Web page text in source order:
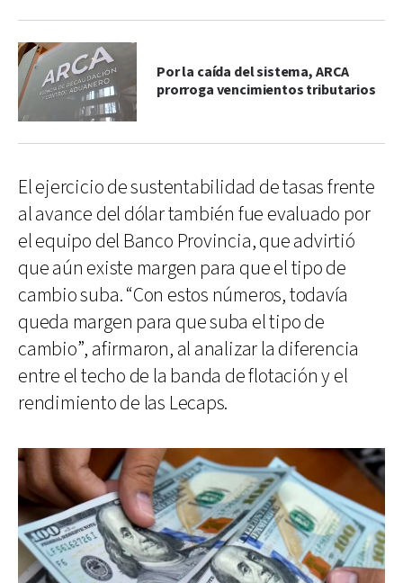
Por la caída del sistema, ARCA
prorroga vencimientos tributarios
El ejercicio de sustentabilidad de tasas frente
al avance del dólar también fue evaluado por
el equipo del Banco Provincia, que advirtió
que aún existe margen para que el tipo de
cambio suba. “Con estos números, todavía
queda margen para que suba el tipo de
cambio”, afirmaron, al analizar la diferencia
entre el techo de la banda de flotación y el
rendimiento de las Lecaps.